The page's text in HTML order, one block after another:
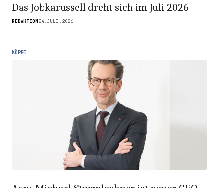
Das Jobkarussell dreht sich im Juli 2026
REDAKTION24.JULI.2026
KÖPFE